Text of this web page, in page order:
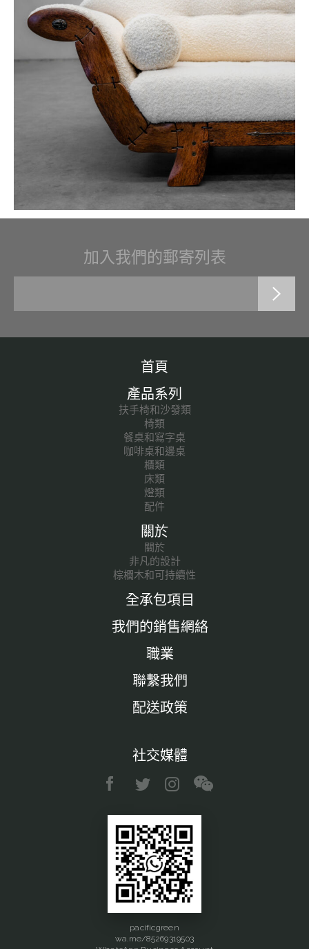
加入我們的郵寄列表
首頁
產品系列
扶手椅和沙發類
椅類
餐桌和寫字桌
咖啡桌和邊桌
櫃類
床類
燈類
配件
關於
關於
非凡的設計
棕櫚木和可持續性
全承包項目
我們的銷售網絡
職業
聯繫我們
配送政策
社交媒體
pacificgreen
wa.me/85269319503